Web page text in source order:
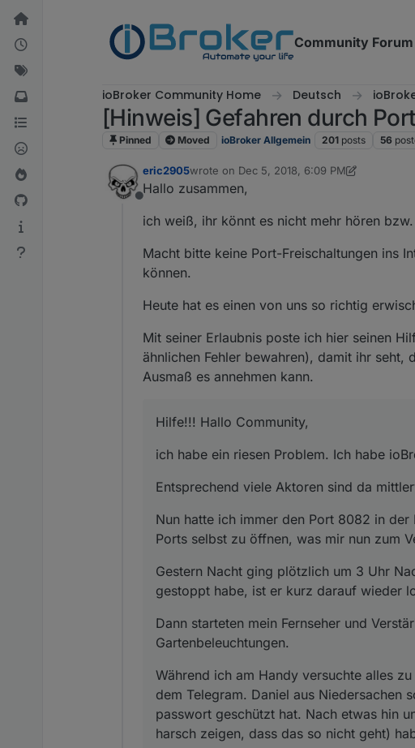
Skip to content
Community Forum
ioBroker Community Home Deutsch
[Hinweis] Gefahren durch
Pinned Moved ioBroker Allgemein 201 posts 56
Offline
eric2905wrote on Dec 5, 2018, 6:09 PM
last edited by eric2905Jan 1, 2022, 12:17 PM
Hallo zusammen,
ich weiß, ihr könnt es nicht mehr hören
Macht bitte keine Port-Freischaltungen ins
können.
Heute hat es einen von uns so richtig
Mit seiner Erlaubnis poste ich hier seinen
ähnlichen Fehler bewahren), damit ihr seht,
Ausmaß es annehmen kann.
Hilfe!!! Hallo Community,
ich habe ein riesen Problem. Ich habe
Entsprechend viele Aktoren sind da
Nun hatte ich immer den Port 8082 in
Ports selbst zu öffnen, was mir nun zum
Gestern Nacht ging plötzlich um 3 Uhr
gestoppt habe, ist er kurz darauf wieder
Dann starteten mein Fernseher und
Gartenbeleuchtungen.
Während ich am Handy versuchte alles
dem Telegram. Daniel aus Niedersachen
passwort geschützt hat. Nach etwas hin
harsch zeigen, dass das so nicht geht)